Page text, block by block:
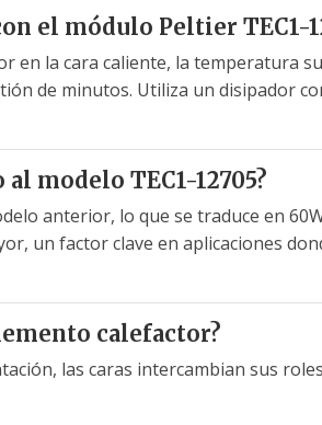
el módulo Peltier TEC1-
en la cara caliente, la temperatura
de minutos. Utiliza un disipador
modelo TEC1-12705?
anterior, lo que se traduce en
un factor clave en aplicaciones
calefactor?
las caras intercambian sus